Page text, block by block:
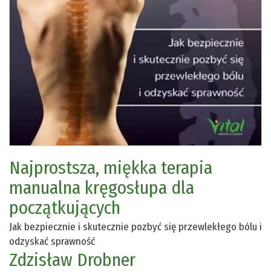
Najprostsza, miękka terapia
manualna kręgosłupa dla
początkujących
Jak bezpiecznie i skutecznie pozbyć się przewlekłego bólu i
odzyskać sprawność
Zdzisław Drobner